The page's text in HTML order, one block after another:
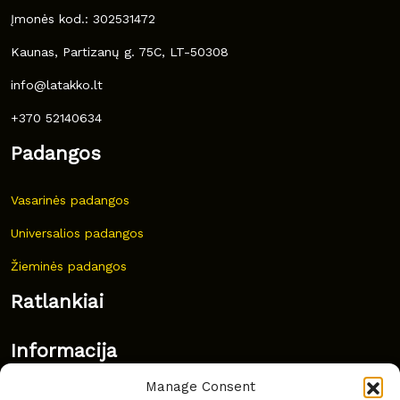
Manage Consent
Įmonės kod.: 302531472
Kaunas, Partizanų g. 75C, LT-50308
info@latakko.lt
+370 52140634
Padangos
Vasarinės padangos
Universalios padangos
Žieminės padangos
Ratlankiai
Informacija